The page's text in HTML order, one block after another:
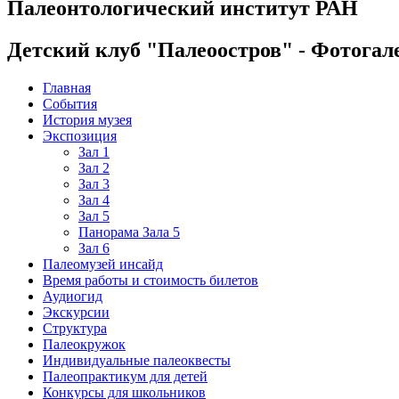
Палеонтологический институт РАН
Детский клуб "Палеоостров" -
Главная
События
История музея
Экспозиция
Зал 1
Зал 2
Зал 3
Зал 4
Зал 5
Панорама Зала 5
Зал 6
Палеомузей инсайд
Время работы и стоимость билетов
Аудиогид
Экскурсии
Структура
Палеокружок
Индивидуальные палеоквесты
Палеопрактикум для детей
Конкурсы для школьников